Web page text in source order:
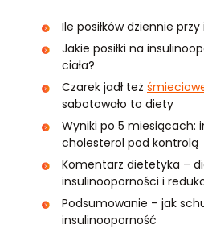
Ile posiłków dziennie
Jakie posiłki na
ciała?
Czarek jadł też
sabotowało to diety
Wyniki po 5 miesiącach:
cholesterol pod kontrolą
Komentarz dietetyka –
insulinooporności i
Podsumowanie – jak
insulinooporność